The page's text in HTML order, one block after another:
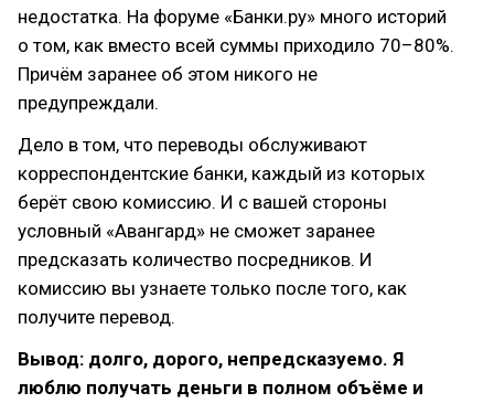
недостатка. На форуме «Банки.ру» много историй
о том, как вместо всей суммы приходило 70–80%.
Причём заранее об этом никого не
предупреждали.
Дело в том, что переводы обслуживают
корреспондентские банки, каждый из которых
берёт свою комиссию. И с вашей стороны
условный «Авангард» не сможет заранее
предсказать количество посредников. И
комиссию вы узнаете только после того, как
получите перевод.
Вывод: долго, дорого, непредсказуемо. Я
люблю получать деньги в полном объёме и